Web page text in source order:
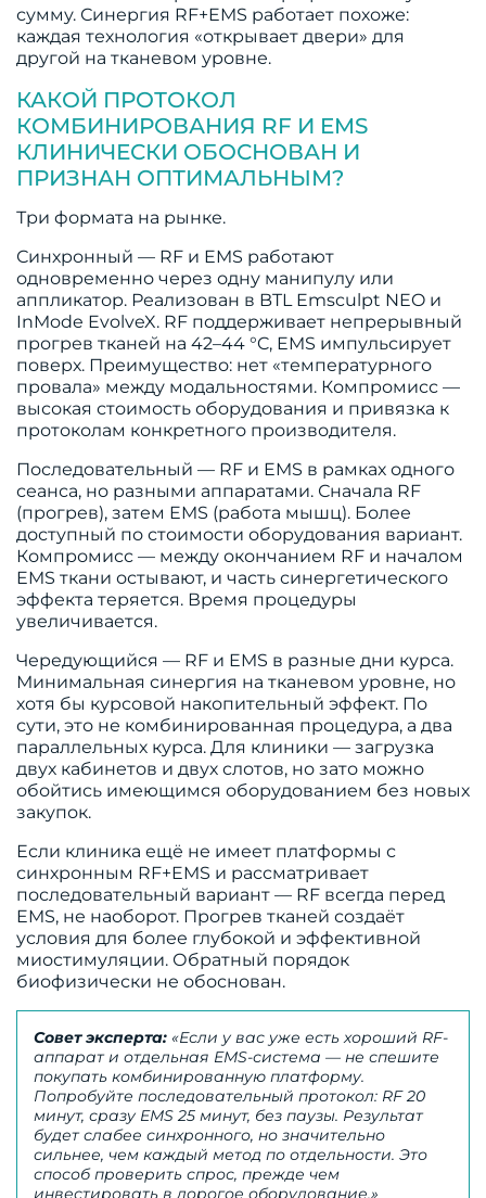
сумму. Синергия RF+EMS работает похоже:
каждая технология «открывает двери» для
другой на тканевом уровне.
КАКОЙ ПРОТОКОЛ
КОМБИНИРОВАНИЯ RF И EMS
КЛИНИЧЕСКИ ОБОСНОВАН И
ПРИЗНАН ОПТИМАЛЬНЫМ?
Три формата на рынке.
Синхронный — RF и EMS работают
одновременно через одну манипулу или
аппликатор. Реализован в BTL Emsculpt NEO и
InMode EvolveX. RF поддерживает непрерывный
прогрев тканей на 42–44 °C, EMS импульсирует
поверх. Преимущество: нет «температурного
провала» между модальностями. Компромисс —
высокая стоимость оборудования и привязка к
протоколам конкретного производителя.
Последовательный — RF и EMS в рамках одного
сеанса, но разными аппаратами. Сначала RF
(прогрев), затем EMS (работа мышц). Более
доступный по стоимости оборудования вариант.
Компромисс — между окончанием RF и началом
EMS ткани остывают, и часть синергетического
эффекта теряется. Время процедуры
увеличивается.
Чередующийся — RF и EMS в разные дни курса.
Минимальная синергия на тканевом уровне, но
хотя бы курсовой накопительный эффект. По
сути, это не комбинированная процедура, а два
параллельных курса. Для клиники — загрузка
двух кабинетов и двух слотов, но зато можно
обойтись имеющимся оборудованием без новых
закупок.
Если клиника ещё не имеет платформы с
синхронным RF+EMS и рассматривает
последовательный вариант — RF всегда перед
EMS, не наоборот. Прогрев тканей создаёт
условия для более глубокой и эффективной
миостимуляции. Обратный порядок
биофизически не обоснован.
Совет эксперта: «Если у вас уже есть хороший RF-
аппарат и отдельная EMS-система — не спешите
покупать комбинированную платформу.
Попробуйте последовательный протокол: RF 20
минут, сразу EMS 25 минут, без паузы. Результат
будет слабее синхронного, но значительно
сильнее, чем каждый метод по отдельности. Это
способ проверить спрос, прежде чем
инвестировать в дорогое оборудование.»